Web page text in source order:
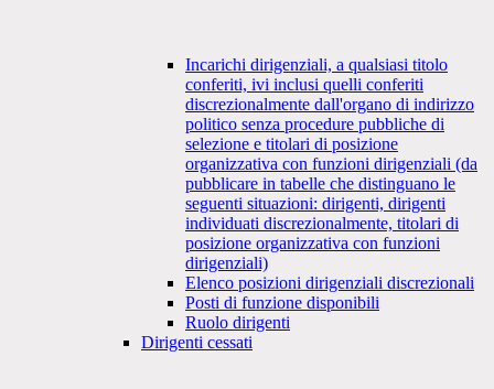
Incarichi dirigenziali, a qualsiasi titolo
conferiti, ivi inclusi quelli conferiti
discrezionalmente dall'organo di indirizzo
politico senza procedure pubbliche di
selezione e titolari di posizione
organizzativa con funzioni dirigenziali (da
pubblicare in tabelle che distinguano le
seguenti situazioni: dirigenti, dirigenti
individuati discrezionalmente, titolari di
posizione organizzativa con funzioni
dirigenziali)
Elenco posizioni dirigenziali discrezionali
Posti di funzione disponibili
Ruolo dirigenti
Dirigenti cessati